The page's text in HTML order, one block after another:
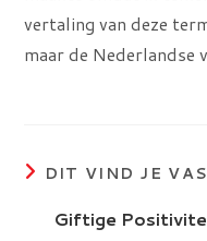
vertaling van deze
maar de Nederlandse
DIT VIND JE
Giftige